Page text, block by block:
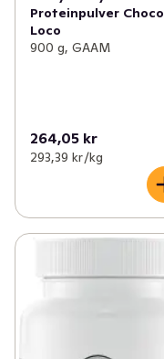
Proteinpulver Choco
Loco
900 g, GAAM
264,05 kr
293,39 kr /kg